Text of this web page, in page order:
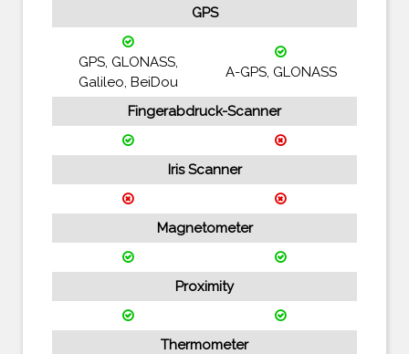
GPS
GPS, GLONASS,
Galileo, BeiDou
A-GPS, GLONASS
Fingerabdruck-Scanner
Iris Scanner
Magnetometer
Proximity
Thermometer